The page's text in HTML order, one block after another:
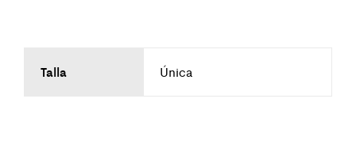
Talla Única